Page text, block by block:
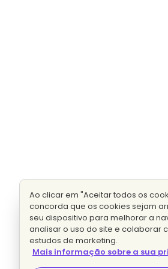
Ao clicar em "Aceitar todos os
concorda que os cookies sejam
seu dispositivo para melhorar a
analisar o uso do site e colaborar
estudos de marketing.
Mais informação sobre a sua